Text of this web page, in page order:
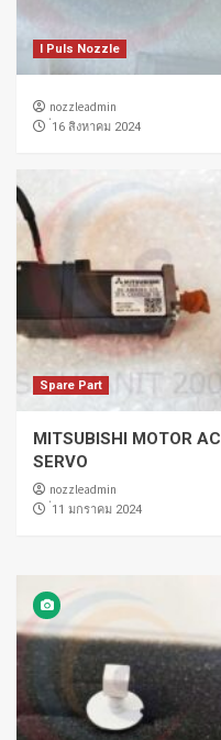
I Puls Nozzle
nozzleadmin
่16 สิงหาคม 2024
Spare Part
MITSUBISHI MOTOR AC
SERVO
nozzleadmin
่11 มกราคม 2024